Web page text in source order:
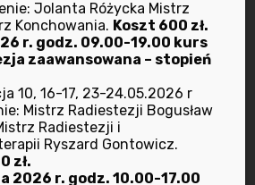
Jolanta Różycka Mistrz
Konchowania. Koszt 600 zł.
r. godz. 09.00-19.00 kurs
zaawansowana – stopień
10, 16-17, 23-24.05.2026 r
Mistrz Radiestezji Bogusław
Radiestezji i
Ryszard Gontowicz.
zł.
2026 r. godz. 10.00-17.00